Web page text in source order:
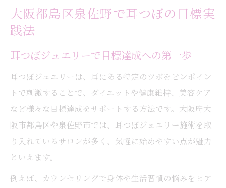
目標達成に導く耳つぼケアの魅力を解説
都島エリアで選ばれる耳つぼ施術体験談
耳つぼで自分に合った目標設定をサポート
ダイエット目標達成に耳つぼが有効な根拠
耳つぼ活用で健康的な美を手に入れるには
大阪都島区泉佐野で耳つぼの目標実
践法
耳つぼジュエリーで目標達成への第一歩
耳つぼジュエリーは、耳にある特定のツボをピンポイン
トで刺激することで、ダイエットや健康維持、美容ケア
など様々な目標達成をサポートする方法です。大阪府大
阪市都島区や泉佐野市では、耳つぼジュエリー施術を取
り入れているサロンが多く、気軽に始めやすい点が魅力
といえます。
例えば、カウンセリングで身体や生活習慣の悩みをヒア